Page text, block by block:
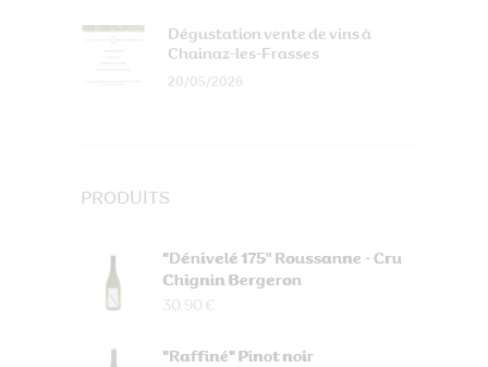
Dégustation vente de vins à
Chainaz-les-Frasses
20/05/2026
PRODUITS
"Dénivelé 175" Roussanne - Cru
Chignin Bergeron
30.90 €
"Raffiné" Pinot noir